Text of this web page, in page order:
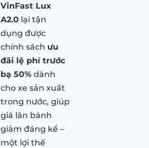
VinFast Lux
A2.0 lại tận
dụng được
chính sách ưu
đãi lệ phí trước
bạ 50% dành
cho xe sản xuất
trong nước, giúp
giá lăn bánh
giảm đáng kể –
một lợi thế